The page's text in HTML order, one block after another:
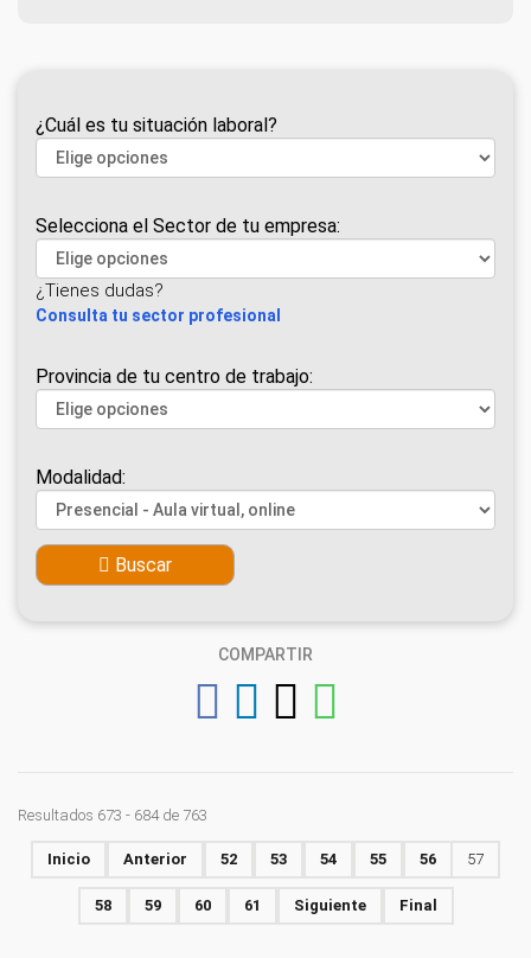
¿Cuál es tu situación laboral?
Selecciona el Sector de tu empresa:
¿Tienes dudas?
Consulta tu sector profesional
Provincia de tu centro de trabajo:
Modalidad:
Buscar
COMPARTIR
Resultados 673 - 684 de 763
Inicio Anterior 52 53 54 55 56 57
58 59 60 61 Siguiente Final